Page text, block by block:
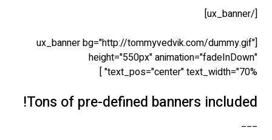
[/ux_banner]
[ux_banner bg="http://tommyvedvik.com/dummy.gif"
height="550px" animation="fadeInDown"
text_pos="center" text_width="70%" ]
Tons of pre-defined banners included!
___